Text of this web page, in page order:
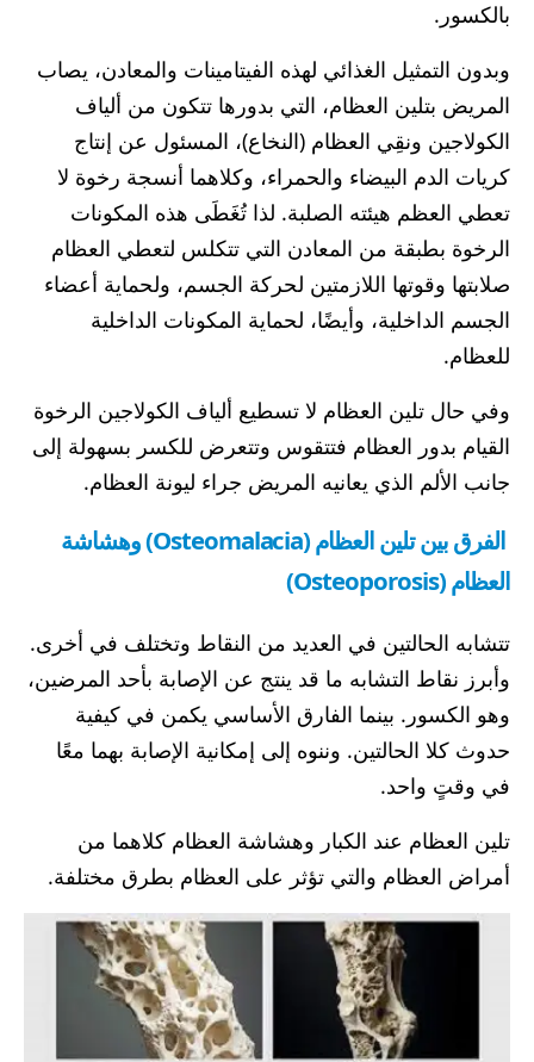
بالكسور.
وبدون التمثيل الغذائي لهذه الفيتامينات والمعادن، يصاب
المريض بتلين العظام، التي بدورها تتكون من ألياف
الكولاجين ونقِي العظام (النخاع)، المسئول عن إنتاج
كريات الدم البيضاء والحمراء، وكلاهما أنسجة رخوة لا
تعطي العظم هيئته الصلبة. لذا تُغَطَى هذه المكونات
الرخوة بطبقة من المعادن التي تتكلس لتعطي العظام
صلابتها وقوتها اللازمتين لحركة الجسم، ولحماية أعضاء
الجسم الداخلية، وأيضًا، لحماية المكونات الداخلية
للعظام.
وفي حال تلين العظام لا تسطيع ألياف الكولاجين الرخوة
القيام بدور العظام فتتقوس وتتعرض للكسر بسهولة إلى
جانب الألم الذي يعانيه المريض جراء ليونة العظام.
الفرق بين تلين العظام (Osteomalacia) وهشاشة
العظام (Osteoporosis)
تتشابه الحالتين في العديد من النقاط وتختلف في أخرى.
وأبرز نقاط التشابه ما قد ينتج عن الإصابة بأحد المرضين،
وهو الكسور. بينما الفارق الأساسي يكمن في كيفية
حدوث كلا الحالتين. وننوه إلى إمكانية الإصابة بهما معًا
في وقتٍ واحد.
تلين العظام عند الكبار وهشاشة العظام كلاهما من
أمراض العظام والتي تؤثر على العظام بطرق مختلفة.